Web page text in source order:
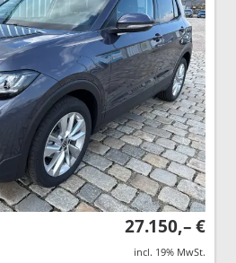
27.150,– €
incl. 19% MwSt.